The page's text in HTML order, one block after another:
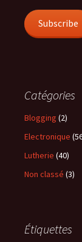
Subscribe
Catégories
Blogging (2)
Electronique
Lutherie (40)
Non classé (3)
Étiquettes